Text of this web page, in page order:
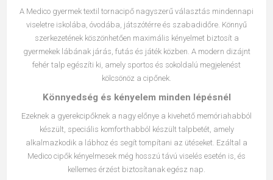
A Medico gyermek textil tornacipő nagyszerű választás mindennapi
viseletre iskolába, óvodába, játszótérre és szabadidőre. Könnyű
szerkezetének köszönhetően maximális kényelmet biztosít a
gyermekek lábának járás, futás és játék közben. A modern dizájnt
fehér talp egészíti ki, amely sportos és sokoldalú megjelenést
kölcsönöz a cipőnek.
Könnyedség és kényelem minden lépésnél
Ezeknek a gyerekcipőknek a nagy előnye a kivehető memóriahabból
készült, speciális komforthabból készült talpbetét, amely
alkalmazkodik a lábhoz és segít tompítani az ütéseket. Ezáltal a
Medico cipők kényelmesek még hosszú távú viselés esetén is, és
kellemes érzést biztosítanak egész nap.